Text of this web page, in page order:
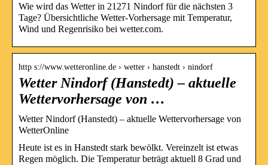
Wie wird das Wetter in 21271 Nindorf für die nächsten 3
Tage? Übersichtliche Wetter-Vorhersage mit Temperatur,
Wind und Regenrisiko bei wetter.com.
http s://www.wetteronline.de › wetter › hanstedt › nindorf
Wetter Nindorf (Hanstedt) – aktuelle
Wettervorhersage von …
Wetter Nindorf (Hanstedt) – aktuelle Wettervorhersage von
WetterOnline
Heute ist es in Hanstedt stark bewölkt. Vereinzelt ist etwas
Regen möglich. Die Temperatur beträgt aktuell 8 Grad und